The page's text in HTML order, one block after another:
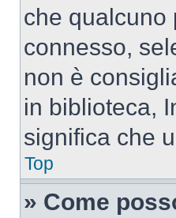
che qualcuno
connesso,
non è
in biblioteca,
significa che
Top
» Come